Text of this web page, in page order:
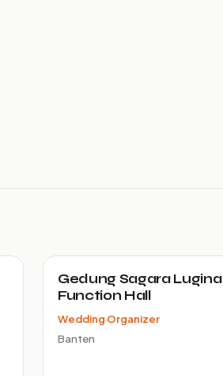
Gedung Sagara Lugina
Function Hall
Wedding Organizer
Banten